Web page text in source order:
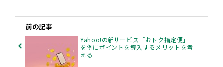
前の記事
Yahoo!の新サービス「おトク指定便」
を例にポイントを導入するメリットを考
える